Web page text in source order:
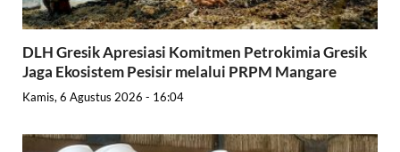
DLH Gresik Apresiasi Komitmen Petrokimia Gresik
Jaga Ekosistem Pesisir melalui PRPM Mangare
Kamis, 6 Agustus 2026 - 16:04